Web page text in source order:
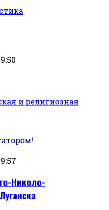
и религиозная
Николо-